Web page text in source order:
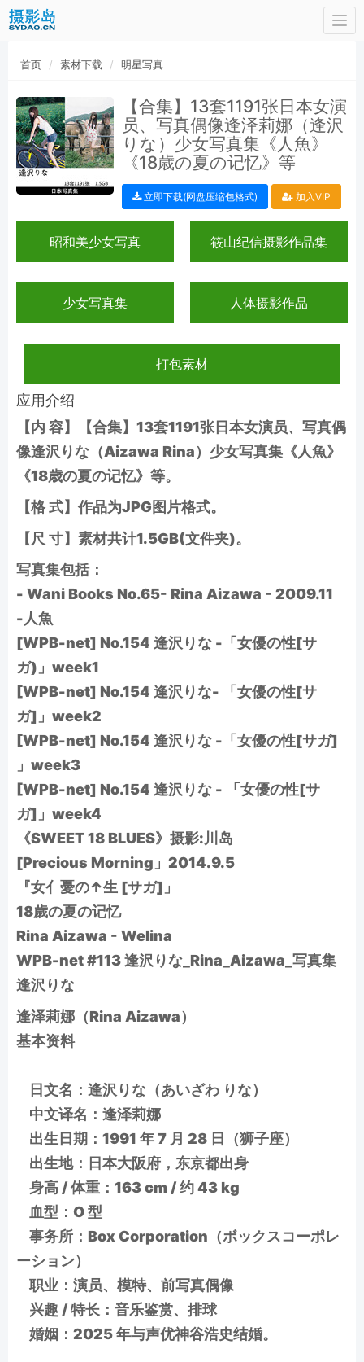
首页 素材下载 明星写真
【合集】13套1191张日本女演
员、写真偶像逢泽莉娜（逢沢
りな）少女写真集《人魚》
《18歳の夏の记忆》等
立即下载(网盘压缩包格式) 加入VIP
昭和美少女写真 筱山纪信摄影作品集
少女写真集 人体摄影作品
打包素材
应用介绍
【内 容】【合集】13套1191张日本女演员、写真偶
像逢沢りな（Aizawa Rina）少女写真集《人魚》
《18歳の夏の记忆》等。
【格 式】作品为JPG图片格式。
【尺 寸】素材共计1.5GB(文件夹)。
写真集包括：
- Wani Books No.65- Rina Aizawa - 2009.11
-人魚
[WPB-net] No.154 逢沢りな -「女優の性[サ
ガ)」week1
[WPB-net] No.154 逢沢りな- 「女優の性[サ
ガ]」week2
[WPB-net] No.154 逢沢りな -「女優の性[サガ]
」week3
[WPB-net] No.154 逢沢りな - 「女優の性[サ
ガ]」week4
《SWEET 18 BLUES》摄影:川岛
[Precious Morning」2014.9.5
『女亻憂の↑生 [サガ]」
18歲の夏の记忆
Rina Aizawa - Welina
WPB-net #113 逢沢りな_Rina_Aizawa_写真集
逢沢りな
逢泽莉娜（Rina Aizawa）
基本资料
日文名：逢沢りな（あいざわ りな）
中文译名：逢泽莉娜
出生日期：1991 年 7 月 28 日（狮子座）
出生地：日本大阪府，东京都出身
身高 / 体重：163 cm / 约 43 kg
血型：O 型
事务所：Box Corporation（ボックスコーポレ
ーション）
职业：演员、模特、前写真偶像
兴趣 / 特长：音乐鉴赏、排球
婚姻：2025 年与声优神谷浩史结婚。